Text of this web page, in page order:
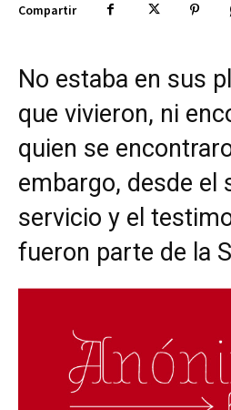
Compartir
No estaba en sus
que vivieron, ni
quien se
embargo, desde el
servicio y el
fueron parte de la